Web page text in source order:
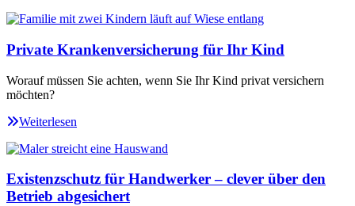
Private Krankenversicherung für Ihr Kind
Worauf müssen Sie achten, wenn Sie Ihr Kind privat versichern
möchten?
Weiterlesen
Existenzschutz für Handwerker – clever über den
Betrieb abgesichert